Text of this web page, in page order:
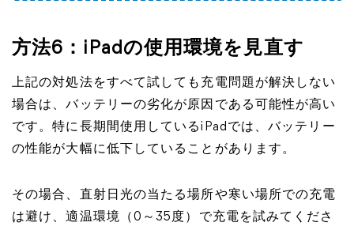
方法6：iPadの使用環境を見直す
上記の対処法をすべて試しても充電問題が解決しない
場合は、バッテリーの劣化が原因である可能性が高い
です。特に長期間使用しているiPadでは、バッテリー
の性能が大幅に低下していることがあります。
その場合、直射日光の当たる場所や寒い場所での充電
は避け、適温環境（0～35度）で充電を試みてくださ